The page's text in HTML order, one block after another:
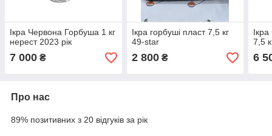
Ікра Червона Горбуша 1 кг
нерест 2023 рік
7 000 ₴
Ікра горбуші пласт 7,5 кг
49-star
2 800₴
7,5
6
Про нас
89% позитивних з 20 відгуків за рік